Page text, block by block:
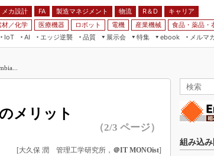
メカ設計 FA 製造マネジメント 物流 R＆D
キャリア
材／化学 医療機器 ロボット 電機 産業機械 食品・薬品・
IoT
AI
エッジ逆襲 品質
展示会
パンモビリティショー
特集
フィールドサービス
ebook
メルマ
メリット
（2/3 ページ）
[大久保 潤 管理工学研究所， ＠IT MONOist]
組み込